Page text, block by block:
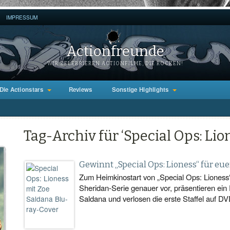
IMPRESSUM
Actionfreunde
WIR ZELEBRIEREN ACTIONFILME, DIE ROCKEN!
Actionstars Reviews Sonstige Highlights
Tag-Archiv für ‘Special Ops:
Gewinnt „Special Ops: Lioness“ für
Zum Heimkinostart von „Special Ops:
Sheridan-Serie genauer vor, präsentieren
Saldana und verlosen die erste Staffel auf